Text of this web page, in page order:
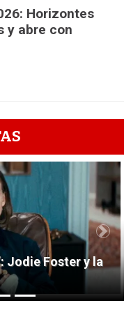
Horizontes
y abre con
Jodie Foster y la
Next